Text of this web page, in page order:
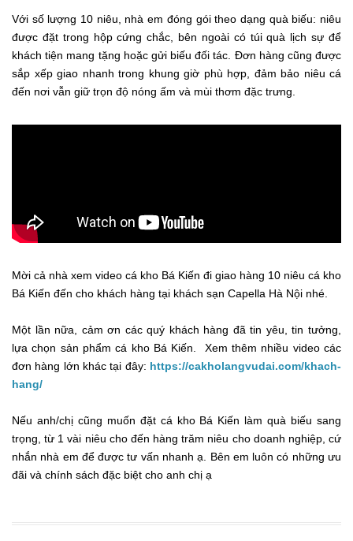
Với số lượng 10 niêu, nhà em đóng gói theo dạng quà biếu: niêu
được đặt trong hộp cứng chắc, bên ngoài có túi quà lịch sự để
khách tiện mang tặng hoặc gửi biếu đối tác. Đơn hàng cũng được
sắp xếp giao nhanh trong khung giờ phù hợp, đảm bảo niêu cá
đến nơi vẫn giữ trọn độ nóng ấm và mùi thơm đặc trưng.
Mời cả nhà xem video cá kho Bá Kiến đi giao hàng 10 niêu cá kho
Bá Kiến đến cho khách hàng tại khách sạn Capella Hà Nội nhé.
Một lần nữa, cảm ơn các quý khách hàng đã tin yêu, tin tưởng,
lựa chọn sản phẩm cá kho Bá Kiến. Xem thêm nhiều video các
đơn hàng lớn khác tại đây: https://cakholangvudai.com/khach-
hang/
Nếu anh/chị cũng muốn đặt cá kho Bá Kiến làm quà biếu sang
trọng, từ 1 vài niêu cho đến hàng trăm niêu cho doanh nghiệp, cứ
nhắn nhà em để được tư vấn nhanh ạ. Bên em luôn có những ưu
đãi và chính sách đặc biệt cho anh chị ạ